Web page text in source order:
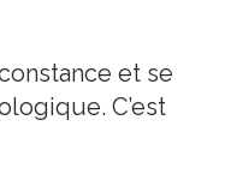
et se
C’est